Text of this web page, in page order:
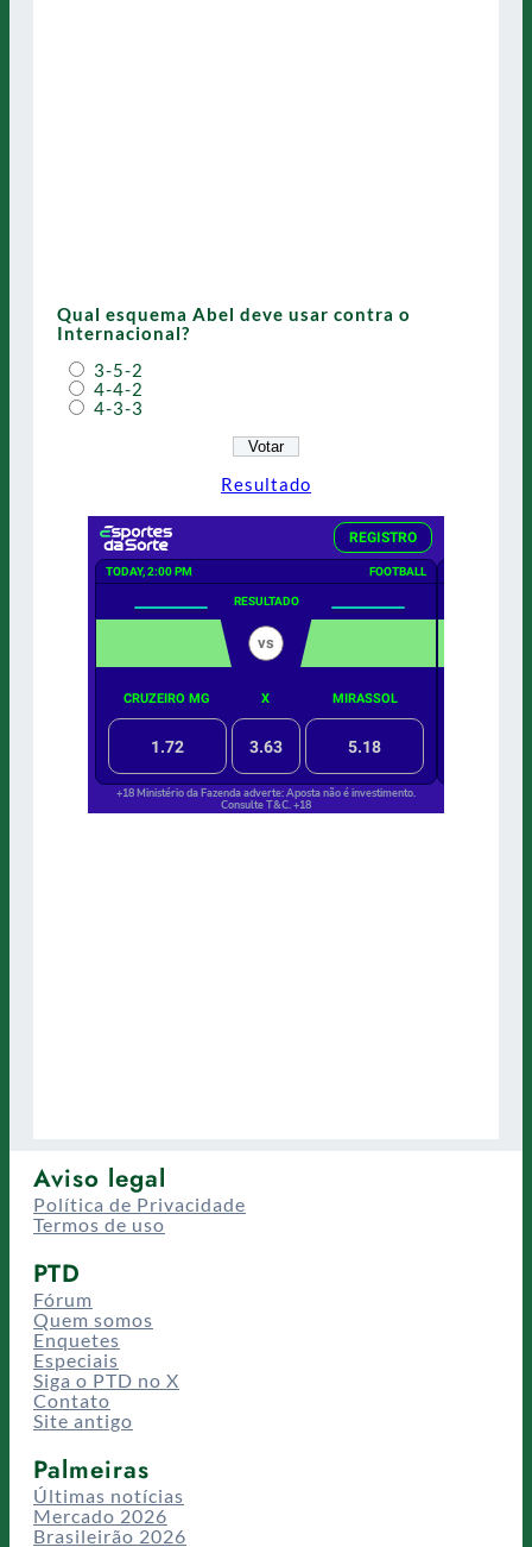
Qual esquema Abel deve usar contra o
Internacional?
3-5-2
4-4-2
4-3-3
Resultado
Aviso legal
Política de Privacidade
Termos de uso
PTD
Fórum
Quem somos
Enquetes
Especiais
Siga o PTD no X
Contato
Site antigo
Palmeiras
Últimas notícias
Mercado 2026
Brasileirão 2026